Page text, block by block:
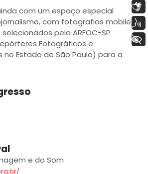
com um espaço especial
com fotografias mobile,
pela ARFOC-SP
Fotográficos e
Estado de São Paulo) para a
e do Som
Libras
Voz
+ Acessibilidade